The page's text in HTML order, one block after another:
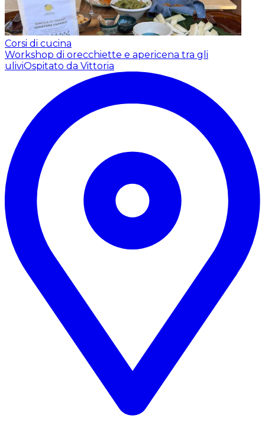
Corsi di cucina
Workshop di orecchiette e apericena tra gli
uliviOspitato da Vittoria